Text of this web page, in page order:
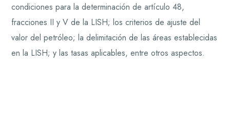
condiciones para la determinación de artículo 48,
fracciones II y V de la LISH; los criterios de ajuste del
valor del petróleo; la delimitación de las áreas establecidas
en la LISH; y las tasas aplicables, entre otros aspectos.